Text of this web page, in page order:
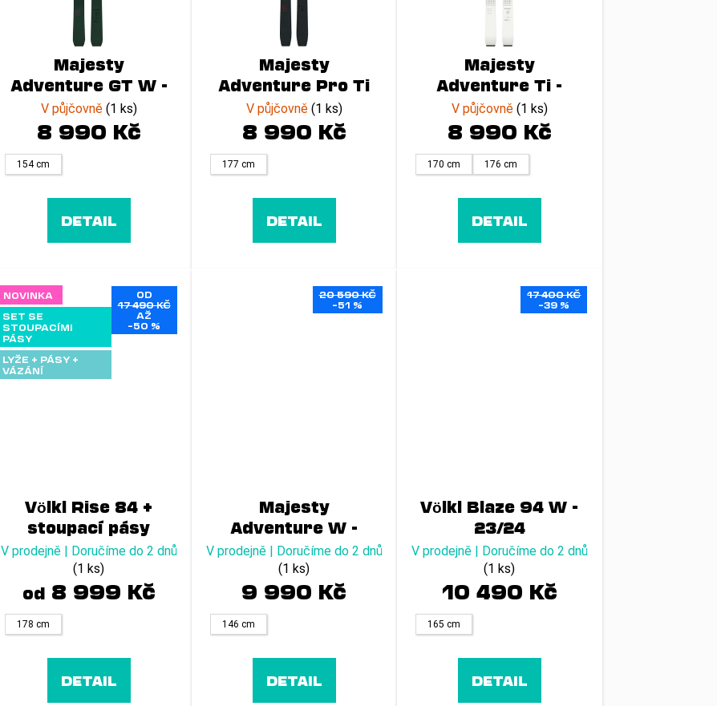
Majesty
Adventure GT W -
23/24
V půjčovně (1 ks)
8 990 Kč
154 cm
DETAIL
Majesty
Adventure Pro Ti
- 23/24
V půjčovně (1 ks)
8 990 Kč
177 cm
DETAIL
Majesty
Adventure Ti -
23/24
V půjčovně (1 ks)
8 990 Kč
170 cm 176 cm
DETAIL
NOVINKA
SET SE
STOUPACÍMI
PÁSY
LYŽE + PÁSY +
VÁZÁNÍ
OD
17 490 KČ
AŽ
–50 %
Völkl Rise 84 +
stoupací pásy
V prodejně | Doručíme do 2 dnů
(1 ks)
od8 999 Kč
178 cm
DETAIL
20 590 KČ
–51 %
Majesty
Adventure W -
23/24
V prodejně | Doručíme do 2 dnů
(1 ks)
9 990 Kč
146 cm
DETAIL
17 400 KČ
–39 %
Völkl Blaze 94 W -
23/24
V prodejně | Doručíme do 2 dnů
(1 ks)
10 490 Kč
165 cm
DETAIL